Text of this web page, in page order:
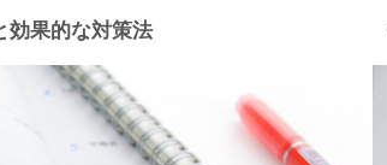
効果的な対策法